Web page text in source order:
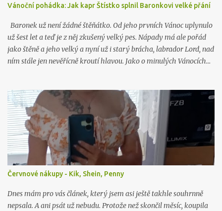
Vánoční pohádka: Jak kapr Štístko splnil Baronkovi velké přání
Baronek už není žádné štěňátko. Od jeho prvních Vánoc uplynulo
už šest let a teď je z něj zkušený velký pes. Nápady má ale pořád
jako štěně a jeho velký a nyní už i starý brácha, labrador Lord, nad
ním stále jen nevěřícně kroutí hlavou. Jako o minulých Vánocích…
Červnové nákupy - Kik, Shein, Penny
Dnes mám pro vás článek, který jsem asi ještě takhle souhrnně
nepsala. A ani psát už nebudu. Protože než skončil měsíc, koupila